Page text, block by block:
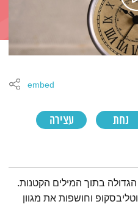
נחת
עצירה
embed
בתוך המילים הקטנות.
וחושפות את מגוון